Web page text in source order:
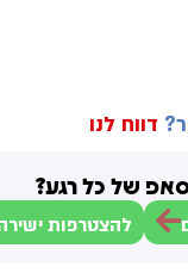
דווח לנו
של כל רגע?
להצטרפות